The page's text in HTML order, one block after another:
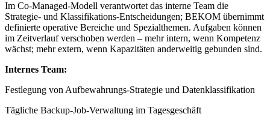
Im Co-Managed-Modell verantwortet das interne Team die
Strategie- und Klassifikations-Entscheidungen; BEKOM übernimmt
definierte operative Bereiche und Spezialthemen. Aufgaben können
im Zeitverlauf verschoben werden – mehr intern, wenn Kompetenz
wächst; mehr extern, wenn Kapazitäten anderweitig gebunden sind.
Internes Team:
Festlegung von Aufbewahrungs-Strategie und Datenklassifikation
Tägliche Backup-Job-Verwaltung im Tagesgeschäft